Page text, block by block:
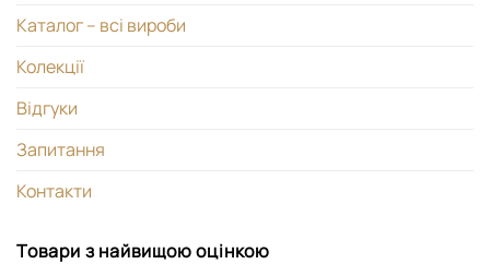
Каталог – всі вироби
Колекції
Відгуки
Запитання
Контакти
Товари з найвищою оцінкою